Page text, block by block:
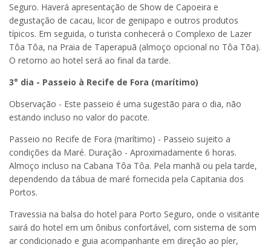
Seguro. Haverá apresentação de Show de Capoeira e
degustação de cacau, licor de genipapo e outros produtos
típicos. Em seguida, o turista conhecerá o Complexo de Lazer
Tôa Tôa, na Praia de Taperapuã (almoço opcional no Tôa Tõa).
O retorno ao hotel será ao final da tarde.
3° dia - Passeio à Recife de Fora (marítimo)
Observação - Este passeio é uma sugestão para o dia, não
estando incluso no valor do pacote.
Passeio no Recife de Fora (marítimo) - Passeio sujeito a
condições da Maré. Duração - Aproximadamente 6 horas.
Almoço incluso na Cabana Tôa Tôa. Pela manhã ou pela tarde,
dependendo da tábua de maré fornecida pela Capitania dos
Portos.
Travessia na balsa do hotel para Porto Seguro, onde o visitante
sairá do hotel em um ônibus confortável, com sistema de som
ar condicionado e guia acompanhante em direção ao píer,